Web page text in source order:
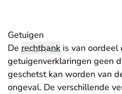
Getuigen
De rechtbank is van oordeel
getuigenverklaringen geen
geschetst kan worden van
ongeval. De verschillende